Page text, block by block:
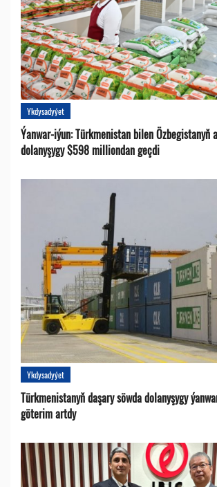
Ykdysadyýet
Ýanwar-iýun: Türkmenistan bilen Özbegistanyň
dolanyşygy $598 milliondan geçdi
Ykdysadyýet
Türkmenistanyň daşary söwda dolanyşygy
göterim artdy